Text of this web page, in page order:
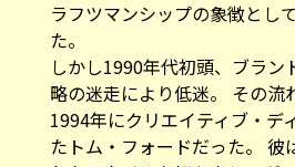
た。
しかし1990年代初頭、ブラン
略の迷走により低迷。 その流
1994年にクリエイティブ・デ
たトム・フォードだった。 彼
れたスタイルを打ち出し、グ